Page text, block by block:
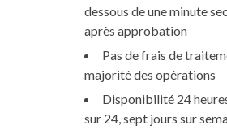
dessous de une minute
après approbation
Pas de frais de
majorité des opérations
Disponibilité 24
sur 24, sept jours sur